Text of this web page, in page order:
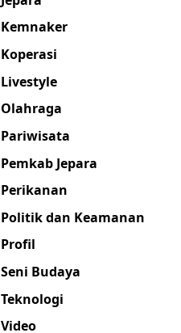
Kemnaker
Koperasi
Livestyle
Olahraga
Pariwisata
Pemkab Jepara
Perikanan
Politik dan Keamanan
Profil
Seni Budaya
Teknologi
Video